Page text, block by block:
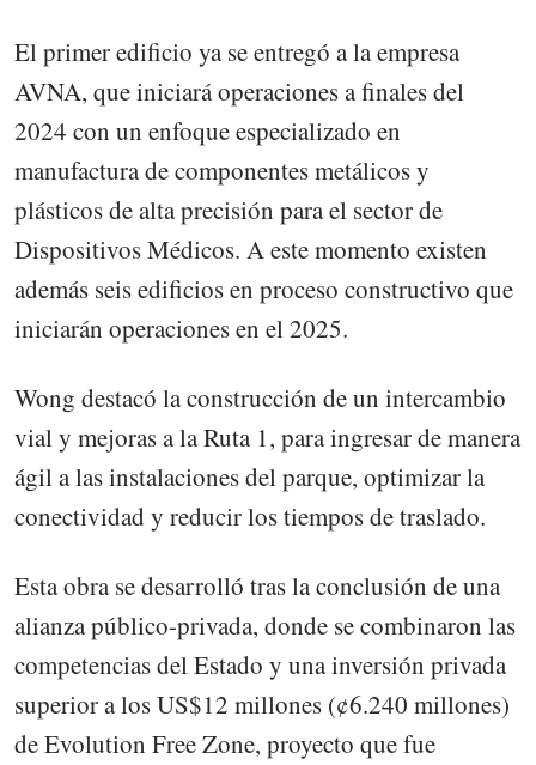
El primer edificio ya se entregó a la empresa
AVNA, que iniciará operaciones a finales del
2024 con un enfoque especializado en
manufactura de componentes metálicos y
plásticos de alta precisión para el sector de
Dispositivos Médicos. A este momento existen
además seis edificios en proceso constructivo que
iniciarán operaciones en el 2025.
Wong destacó la construcción de un intercambio
vial y mejoras a la Ruta 1, para ingresar de manera
ágil a las instalaciones del parque, optimizar la
conectividad y reducir los tiempos de traslado.
Esta obra se desarrolló tras la conclusión de una
alianza público-privada, donde se combinaron las
competencias del Estado y una inversión privada
superior a los US$12 millones (¢6.240 millones)
de Evolution Free Zone, proyecto que fue